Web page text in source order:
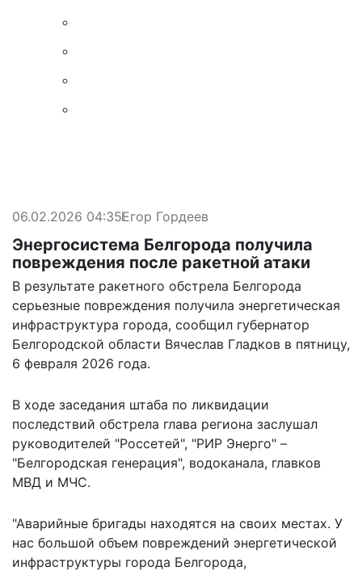
06.02.2026 04:35Егор Гордеев
Энергосистема Белгорода получила
повреждения после ракетной атаки
В результате ракетного обстрела Белгорода
серьезные повреждения получила энергетическая
инфраструктура города, сообщил губернатор
Белгородской области Вячеслав Гладков в пятницу,
6 февраля 2026 года.
В ходе заседания штаба по ликвидации
последствий обстрела глава региона заслушал
руководителей "Россетей", "РИР Энерго" –
"Белгородская генерация", водоканала, главков
МВД и МЧС.
"Аварийные бригады находятся на своих местах. У
нас большой объем повреждений энергетической
инфраструктуры города Белгорода,